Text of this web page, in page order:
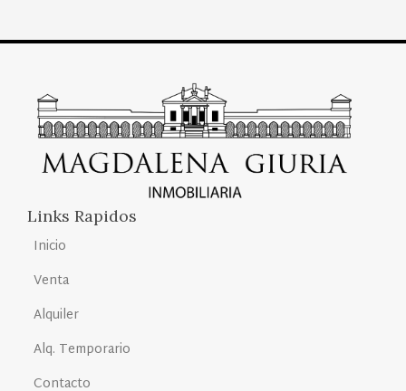
Links Rapidos
Inicio
Venta
Alquiler
Alq. Temporario
Contacto